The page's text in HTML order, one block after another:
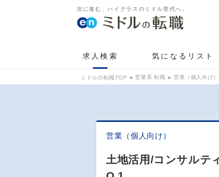
次に進む、ハイクラスのミドル世代へ。
求人検索 気になるリスト
ミドルの転職TOP 営業系 転職 営業（個人向け
営業（個人向け）
土地活用/コンサルテ